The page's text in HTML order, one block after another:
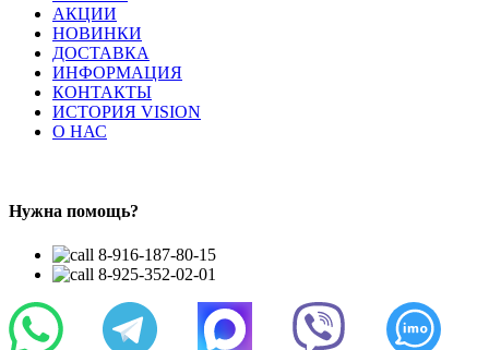
АКЦИИ
НОВИНКИ
ДОСТАВКА
ИНФОРМАЦИЯ
КОНТАКТЫ
ИСТОРИЯ VISION
О НАС
Нужна помощь?
8-916-187-80-15
8-925-352-02-01